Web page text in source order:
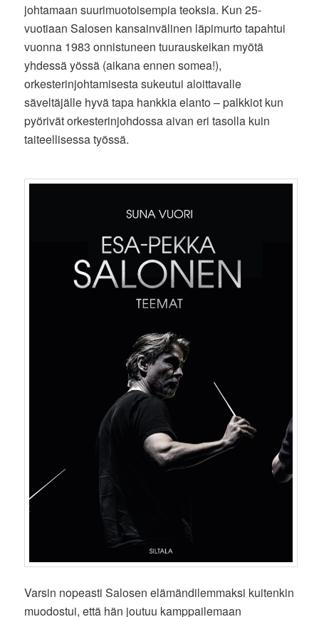
johtamaan suurimuotoisempia teoksia. Kun 25-
vuotiaan Salosen kansainvälinen läpimurto tapahtui
vuonna 1983 onnistuneen tuurauskeikan myötä
yhdessä yössä (aikana ennen somea!),
orkesterinjohtamisesta sukeutui aloittavalle
säveltäjälle hyvä tapa hankkia elanto – palkkiot kun
pyörivät orkesterinjohdossa aivan eri tasolla kuin
taiteellisessa työssä.
Varsin nopeasti Salosen elämändilemmaksi kuitenkin
muodostui, että hän joutuu kamppailemaan